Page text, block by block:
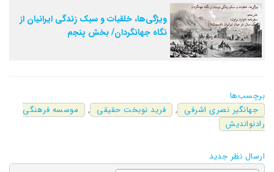
ویژگی‌ها، خلقیات و سبک زندگی ایرانیان از
نگاه جهانگردان/ بخش پنجم
برچسب‌ها
جهانگیر نصری اشرفی
, فرید نوبخت حقیقی ,
موسسه فرهنگی
رادنواندیش
ارسال نظر جدید